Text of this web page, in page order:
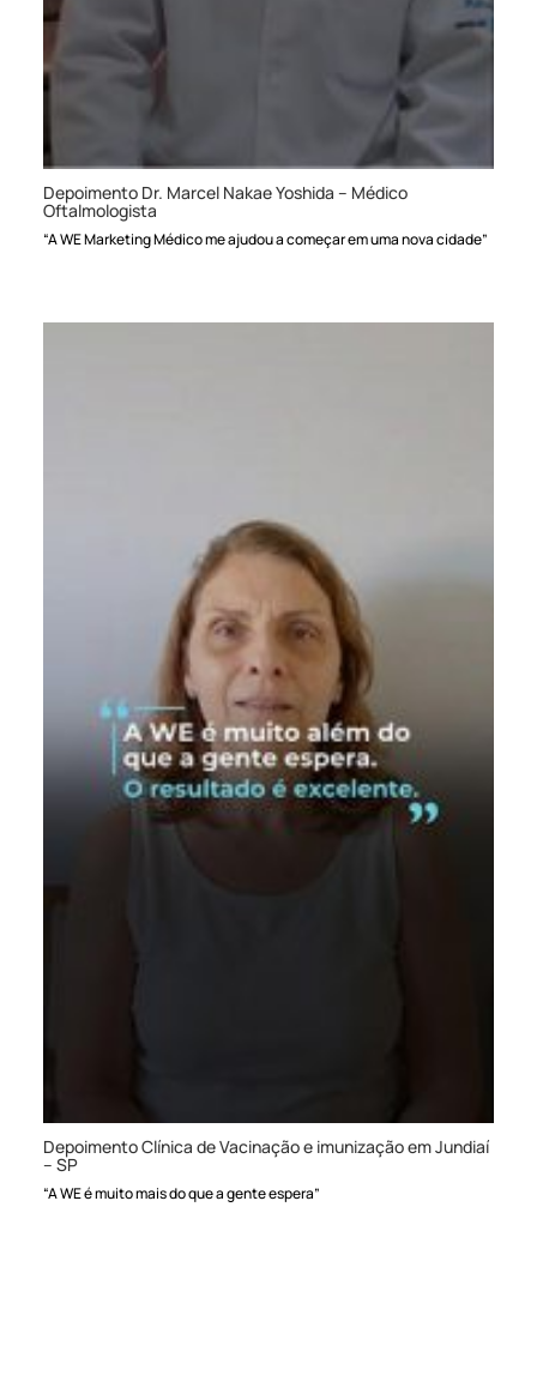
Depoimento Dr. Marcel Nakae Yoshida – Médico
Oftalmologista
“A WE Marketing Médico me ajudou a começar em uma nova cidade”
Depoimento Clínica de Vacinação e imunização em Jundiaí
– SP
“A WE é muito mais do que a gente espera”